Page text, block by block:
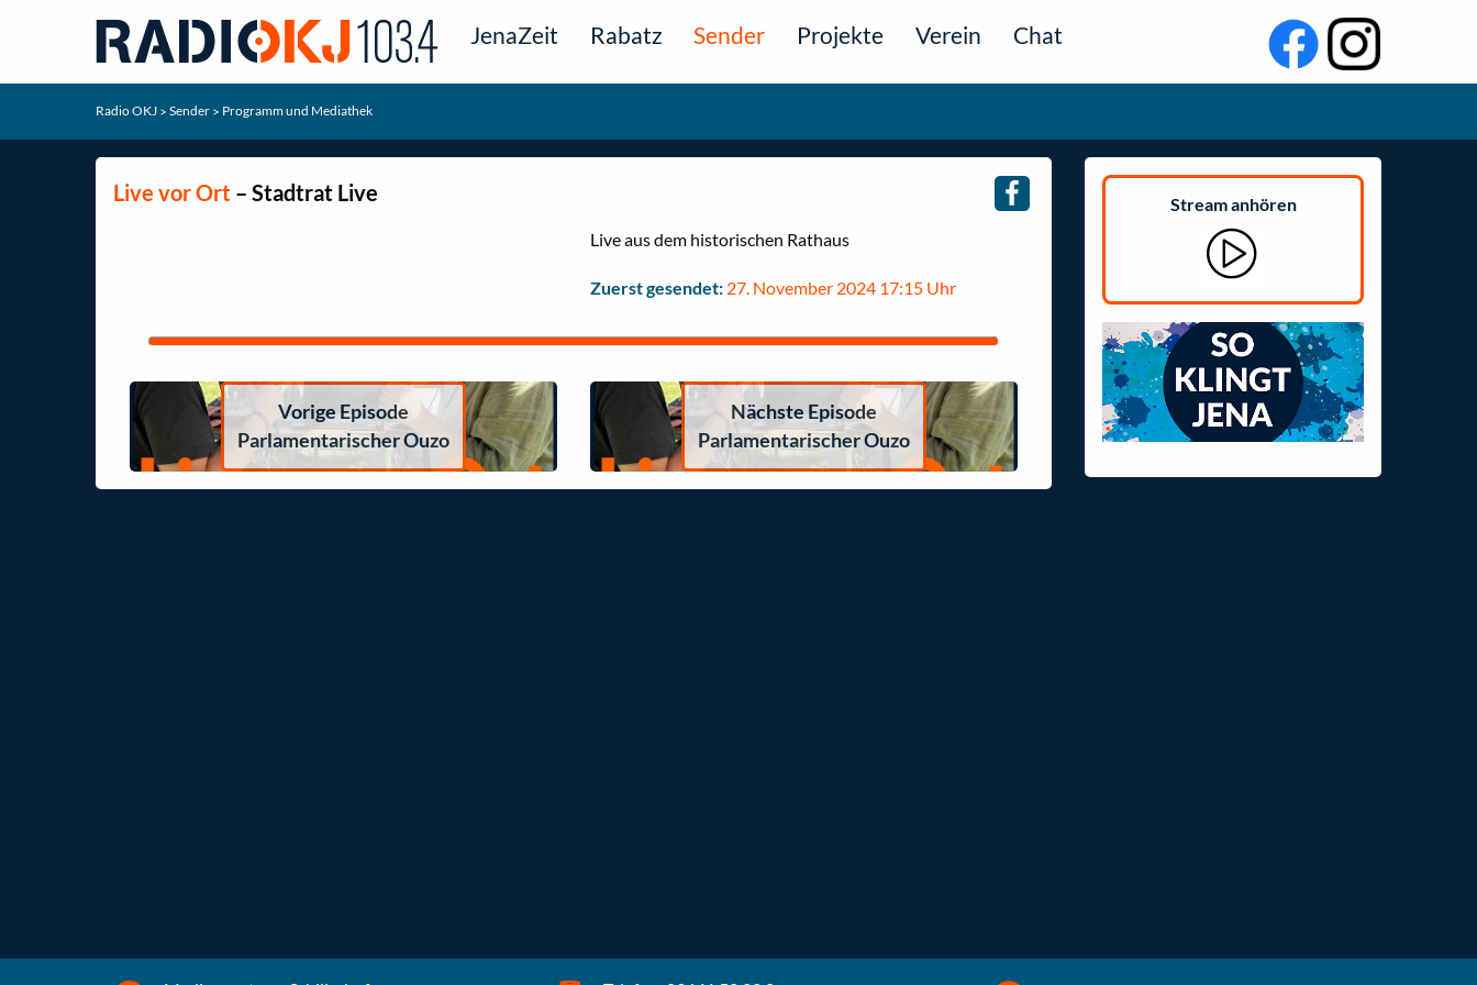
JenaZeit Rabatz Sender Projekte Verein Chat
Radio OKJ > Sender > Programm und Mediathek
Live vor Ort – Stadtrat Live
Live aus dem historischen Rathaus
Zuerst gesendet: 27. November 2024 17:15 Uhr
Vorige Episode
Parlamentarischer Ouzo
Nächste Episode
Parlamentarischer Ouzo
Stream anhören